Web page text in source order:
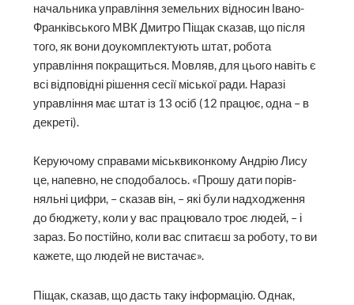
начальника управління земельних відносин Івано-
Франківського МВК Дмитро Піщак сказав, що після
того, як вони доукомплектують штат, робота
управління покращиться. Мовляв, для цього навіть є
всі відповідні рішення сесії міської ради. Наразі
управління має штат із 13 осіб (12 працює, одна – в
декреті).
Керуючому справами міськвиконкому Андрію Лису
це, напевно, не сподобалось. «Прошу дати порів­
няльні цифри, – сказав він, – які були надходження
до бюджету, коли у вас працювало троє людей, – і
зараз. Бо постійно, коли вас спитаєш за роботу, то ви
кажете, що людей не вистачає».
Піщак, сказав, що дасть таку інформацію. Однак,